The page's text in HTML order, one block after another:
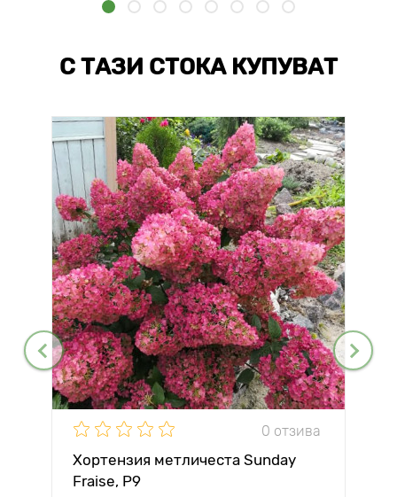
С ТАЗИ СТОКА КУПУВАТ
0 отзива
Хортензия метличеста Sunday
Fraise, P9